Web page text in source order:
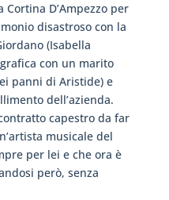
D’Ampezzo per
disastroso con la
(Isabella
con un marito
panni di Aristide) e
dell’azienda.
capestro da far
musicale del
per lei e che ora è
però, senza